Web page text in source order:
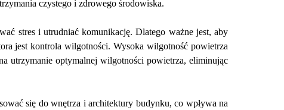
czystego i zdrowego środowiska.
stres i utrudniać komunikację. Dlatego ważne jest, aby
jest kontrola wilgotności. Wysoka wilgotność powietrza
utrzymanie optymalnej wilgotności powietrza, eliminując
się do wnętrza i architektury budynku, co wpływa na